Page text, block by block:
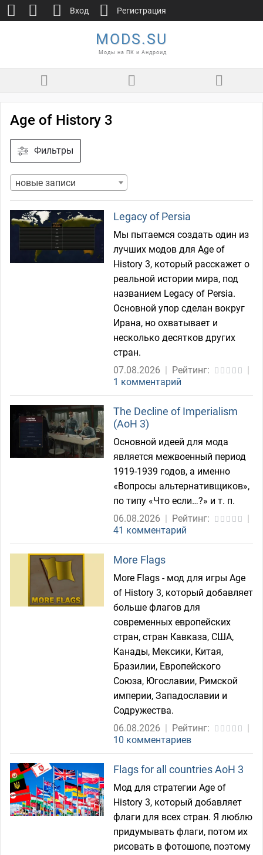
MODS.SU
Моды на ПК и Андроид
Age of History 3
Фильтры
новые записи
Legacy of Persia
Мы пытаемся создать один из
лучших модов для Age of
History 3, который расскажет о
реальной истории мира, под
названием Legacy of Persia.
Основной упор сделан вокруг
Ирана, но охватывает и
несколько десятков других
стран.
07.08.2026 | Рейтинг:
|
1 комментарий
The Decline of Imperialism
(AoH 3)
Основной идеей для мода
является межвоенный период
1919-1939 годов, а именно
«Вопросы альтернативщиков»,
по типу «Что если…?» и т. п.
06.08.2026 | Рейтинг:
|
41 комментарий
More Flags
More Flags - мод для игры Age
of History 3, который добавляет
больше флагов для
современных европейских
стран, стран Кавказа, США,
Канады, Мексики, Китая,
Бразилии, Европейского
Союза, Югославии, Римской
империи, Западославии и
Содружества.
06.08.2026 | Рейтинг:
|
10 комментариев
Flags for all countries AoH 3
Мод для стратегии Age of
History 3, который добавляет
флаги для всех стран. Я люблю
придумывать флаги, потом их
рисовать в фотошопе, поэтому
Вход Регистрация